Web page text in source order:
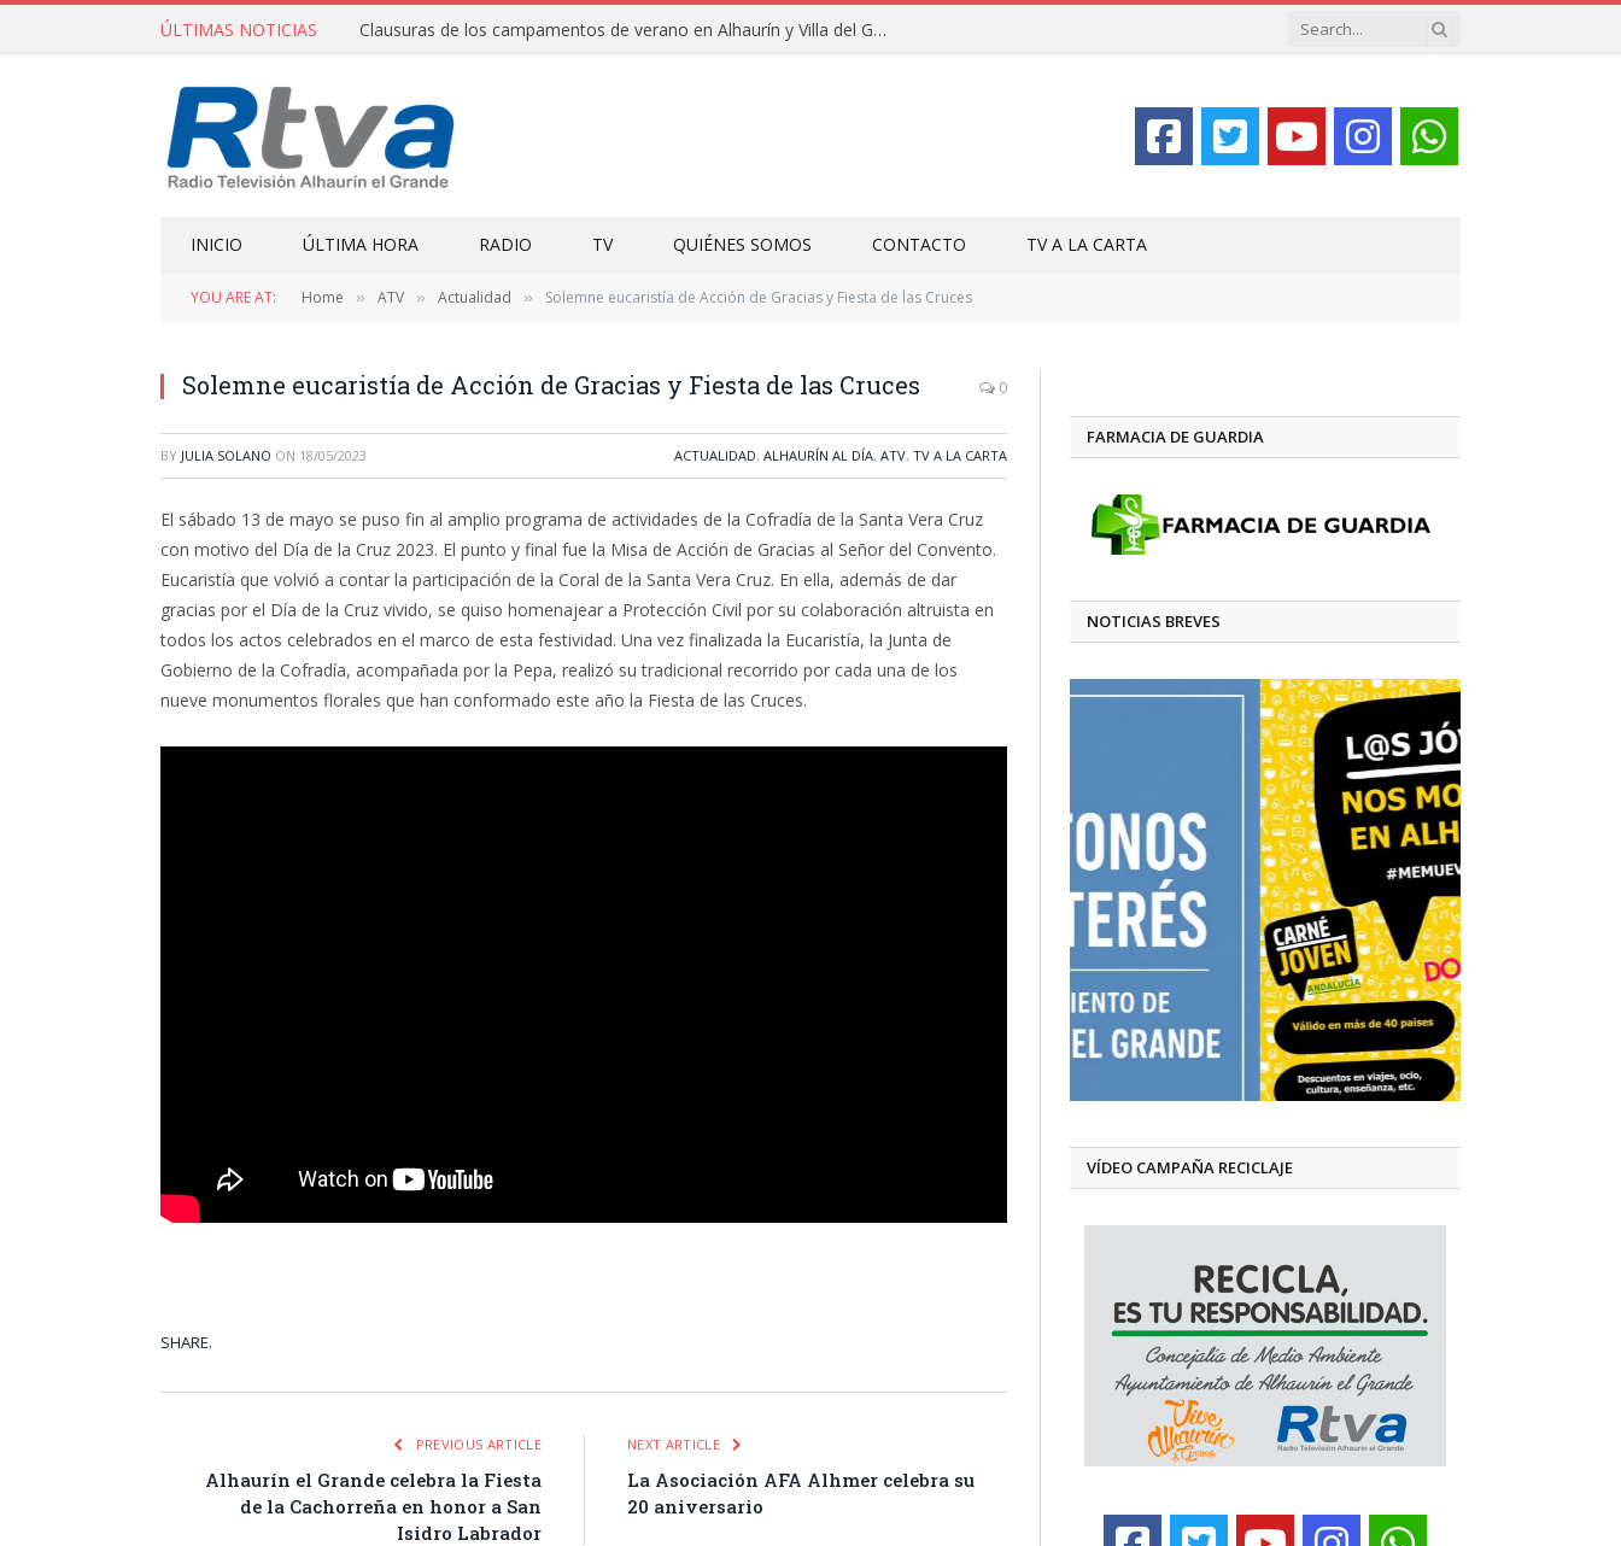
ÚLTIMAS NOTICIAS Clausuras de los campamentos de verano en Alhaurín y Villa del Guadalhorce 2026
INICIO ÚLTIMA HORA RADIO TV QUIÉNES SOMOS CONTACTO TV A LA CARTA
YOU ARE AT: Home » ATV » Actualidad » Solemne eucaristía de Acción de Gracias y Fiesta de las Cruces
Solemne eucaristía de Acción de Gracias y Fiesta de las Cruces 0
BY JULIA SOLANO ON 18/05/2023 ACTUALIDAD, ALHAURÍN AL DÍA, ATV, TV A LA CARTA
El sábado 13 de mayo se puso fin al amplio programa de actividades de la Cofradía de la Santa Vera Cruz
con motivo del Día de la Cruz 2023. El punto y final fue la Misa de Acción de Gracias al Señor del Convento.
Eucaristía que volvió a contar la participación de la Coral de la Santa Vera Cruz. En ella, además de dar
gracias por el Día de la Cruz vivido, se quiso homenajear a Protección Civil por su colaboración altruista en
todos los actos celebrados en el marco de esta festividad. Una vez finalizada la Eucaristía, la Junta de
Gobierno de la Cofradía, acompañada por la Pepa, realizó su tradicional recorrido por cada una de los
nueve monumentos florales que han conformado este año la Fiesta de las Cruces.
SHARE.
PREVIOUS ARTICLE
Alhaurín el Grande celebra la Fiesta
de la Cachorreña en honor a San
Isidro Labrador
NEXT ARTICLE
La Asociación AFA Alhmer celebra su
20 aniversario
FARMACIA DE GUARDIA
NOTICIAS BREVES
VÍDEO CAMPAÑA RECICLAJE